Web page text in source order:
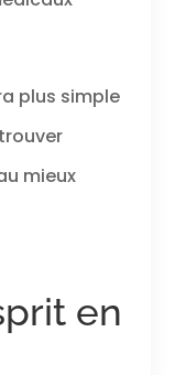
plus simple
mieux
en